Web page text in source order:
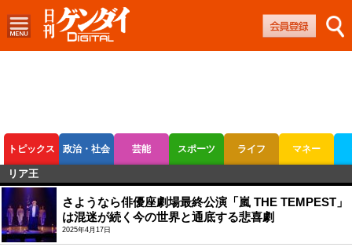
トピックス 政治・社会 芸能 スポーツ ライフ マネー
ボートレース
リア王
さようなら俳優座劇場最終公演「嵐 THE TEMPEST」
は混迷が続く今の世界と通底する悲喜劇
2025年4月17日